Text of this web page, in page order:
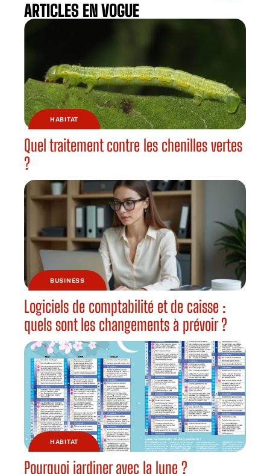
ARTICLES EN VOGUE
HABITAT
Quel traitement contre les chenilles vertes
?
BUSINESS
Logiciels de comptabilité et de caisse :
quels sont les changements à prévoir ?
HABITAT
Pourquoi jardiner avec la lune ?